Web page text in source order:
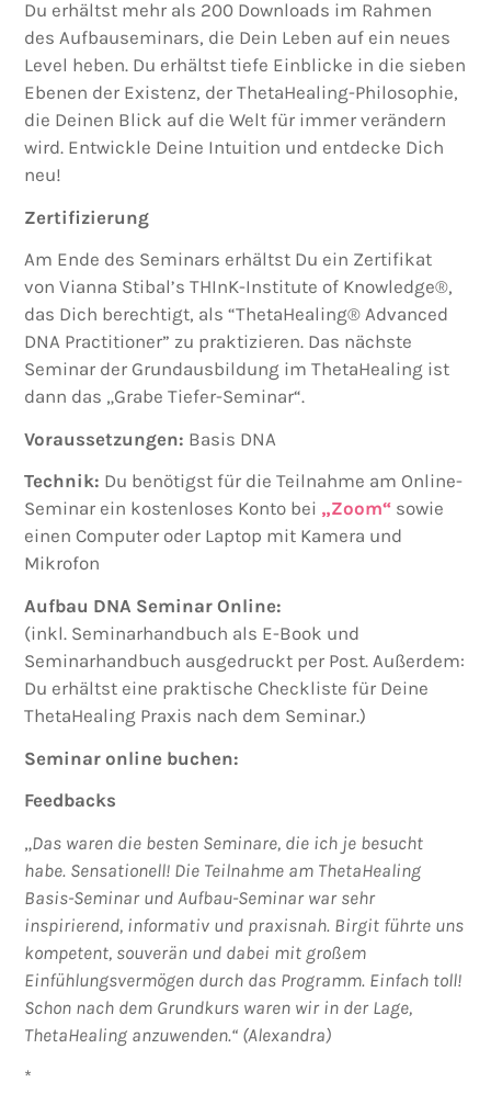
Du erhältst mehr als 200 Downloads im Rahmen
des Aufbauseminars, die Dein Leben auf ein neues
Level heben. Du erhältst tiefe Einblicke in die sieben
Ebenen der Existenz, der ThetaHealing-Philosophie,
die Deinen Blick auf die Welt für immer verändern
wird. Entwickle Deine Intuition und entdecke Dich
neu!
Zertifizierung
Am Ende des Seminars erhältst Du ein Zertifikat
von Vianna Stibal’s THInK-Institute of Knowledge®,
das Dich berechtigt, als “ThetaHealing® Advanced
DNA Practitioner” zu praktizieren. Das nächste
Seminar der Grundausbildung im ThetaHealing ist
dann das „Grabe Tiefer-Seminar“.
Voraussetzungen: Basis DNA
Technik: Du benötigst für die Teilnahme am Online-
Seminar ein kostenloses Konto bei „Zoom“ sowie
einen Computer oder Laptop mit Kamera und
Mikrofon
Aufbau DNA Seminar Online:
(inkl. Seminarhandbuch als E-Book und
Seminarhandbuch ausgedruckt per Post. Außerdem:
Du erhältst eine praktische Checkliste für Deine
ThetaHealing Praxis nach dem Seminar.)
Seminar online buchen:
Feedbacks
„Das waren die besten Seminare, die ich je besucht
habe. Sensationell! Die Teilnahme am ThetaHealing
Basis-Seminar und Aufbau-Seminar war sehr
inspirierend, informativ und praxisnah. Birgit führte uns
kompetent, souverän und dabei mit großem
Einfühlungsvermögen durch das Programm. Einfach toll!
Schon nach dem Grundkurs waren wir in der Lage,
ThetaHealing anzuwenden.“ (Alexandra)
*